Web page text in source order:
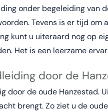
onder begeleiding van
Tevens is er tijd om
kunt u uiteraard nog op
Het is een leerzame
door de
door de oude Hanzestad.
brengt. Zo ziet u de